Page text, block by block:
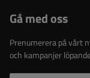
Gå med oss
Prenumerera på vårt
och kampanjer